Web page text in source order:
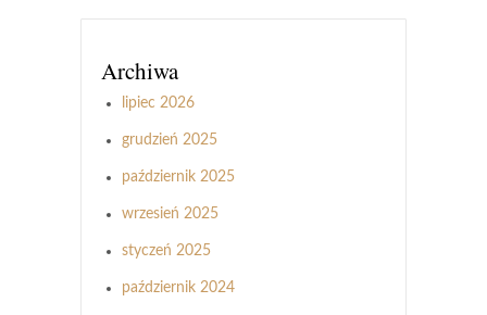
Archiwa
lipiec 2026
grudzień 2025
październik 2025
wrzesień 2025
styczeń 2025
październik 2024